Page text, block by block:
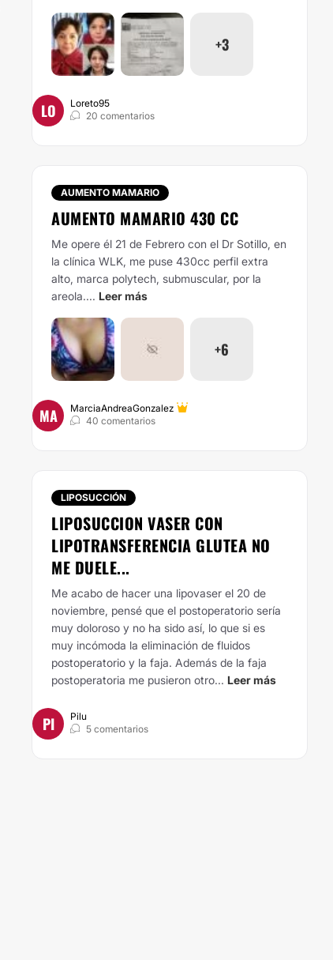
+3
LO
Loreto95
20 comentarios
AUMENTO MAMARIO
AUMENTO MAMARIO 430 CC
Me opere él 21 de Febrero con el Dr Sotillo, en
la clínica WLK, me puse 430cc perfil extra
alto, marca polytech, submuscular, por la
areola.... Leer más
+6
MA
MarciaAndreaGonzalez
40 comentarios
LIPOSUCCIÓN
LIPOSUCCION VASER CON
LIPOTRANSFERENCIA GLUTEA NO
ME DUELE...
Me acabo de hacer una lipovaser el 20 de
noviembre, pensé que el postoperatorio sería
muy doloroso y no ha sido así, lo que si es
muy incómoda la eliminación de fluidos
postoperatorio y la faja. Además de la faja
postoperatoria me pusieron otro... Leer más
PI
Pilu
5 comentarios